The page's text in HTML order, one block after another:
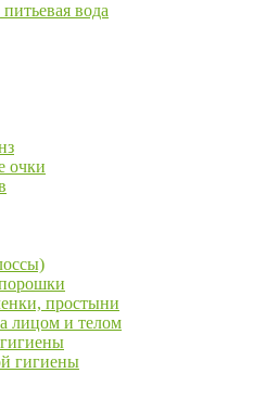
вода
очки
простыни
лицом и телом
гигиены